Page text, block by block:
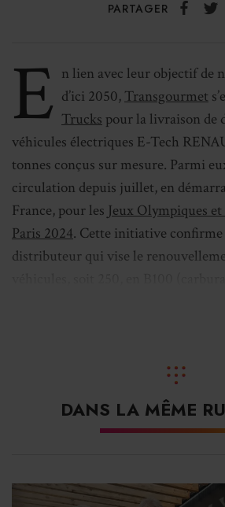
PARTAGER
E n lien avec leur objectif de
d’ici 2050,Transgourmet
Trucks pour la livraison de
véhicules électriques E-Tech
tonnes conçus sur mesure. Parmi
circulation depuis juillet, en
France, pour les Jeux Olympiques
Paris 2024. Cette initiative confirme
distributeur qui vise le
carburant alternatif – au biodiesel à
d’atteindre les 70%.
Tandis que les longues distances
DANS LA MÊME